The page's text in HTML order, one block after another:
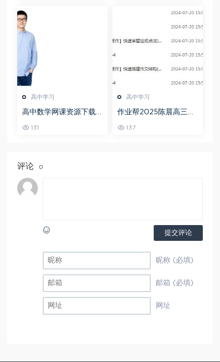
高中学习
高中数学网课资源下载
数学秋季班
131
高中学习
作业帮2025陈晨高三语
班
137
评论 0
提交评论
昵称 (必填)
邮箱 (必填)
网址